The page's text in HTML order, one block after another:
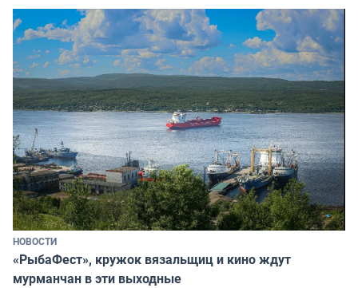
НОВОСТИ
«РыбаФест», кружок вязальщиц и кино ждут
мурманчан в эти выходные